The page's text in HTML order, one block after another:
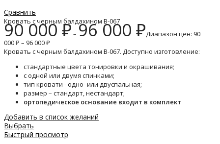
Сравнить
Кровать с черным балдахином B-067
90 000₽– 96 000 ₽Диапазон цен: 90
000 ₽ – 96 000 ₽
Кровать с черным балдахином B-067. Доступно изготовление:
стандартные цвета тонировки и окрашивания;
с одной или двумя спинками;
тип кровати - одно- или двуспальная;
размер – стандарт, нестандарт;
ортопедическое основание входит в комплект
Добавить в список желаний
Выбрать
Быстрый просмотр